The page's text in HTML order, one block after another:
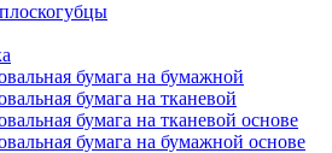
бумага на бумажной
бумага на тканевой
бумага на тканевой основе
бумага на бумажной основе